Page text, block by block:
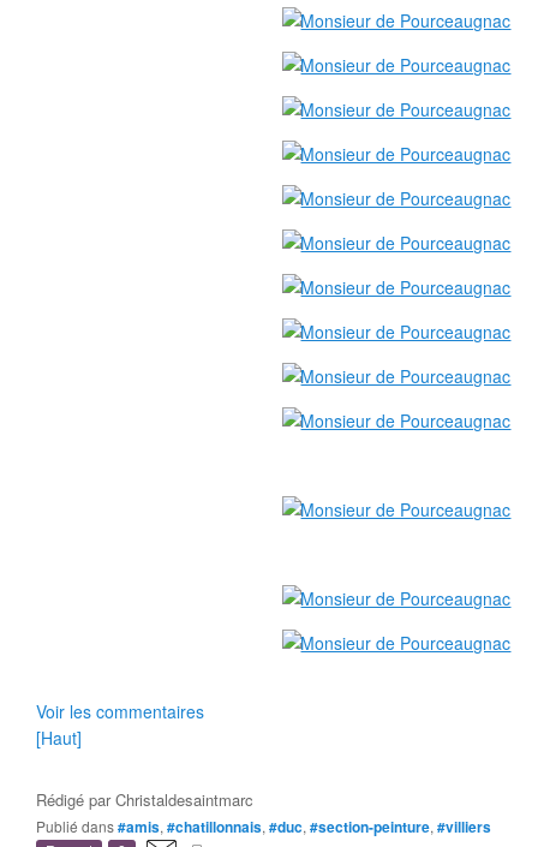
Voir les commentaires
[Haut]
Rédigé parChristaldesaintmarc
Publié dans#amis, #chatillonnais, #duc, #section-peinture, #villiers